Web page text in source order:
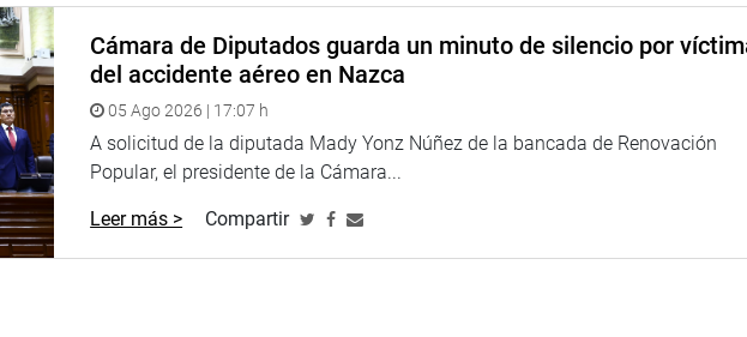
eléctrico nacional y su impacto en el sur del país.
como la de la Defensoría del Pueblo, gobierno regional de Arequipa,
de usuarios y juntas vecinales de Arequipa, entre otros invitados, dieron a conocer
sobre el tema en mención.
E IMAGEN INSTITUCIONAL
Cámara de Diputados guarda un minuto de silencio por
del accidente aéreo en Nazca
05 Ago 2026 | 17:07 h
A solicitud de la diputada Mady Yonz Núñez de la bancada de Renovación
Popular, el presidente de la Cámara...
Leer más > Compartir